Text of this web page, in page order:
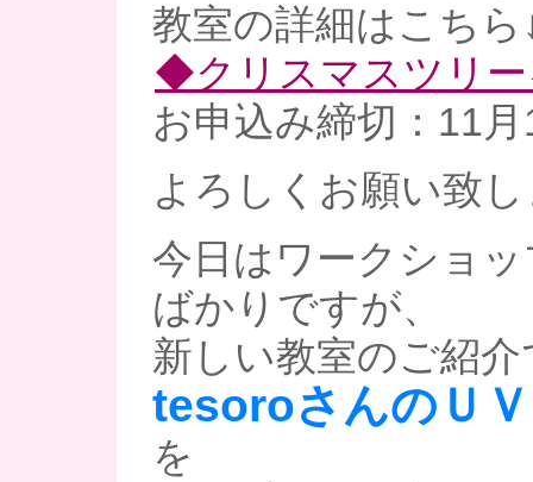
教室の詳細はこちら
◆クリスマスツリ
お申込み締切：11
よろしくお願い致
今日はワークショ
ばかりですが、
新しい教室のご紹介
tesoroさんのＵ
を